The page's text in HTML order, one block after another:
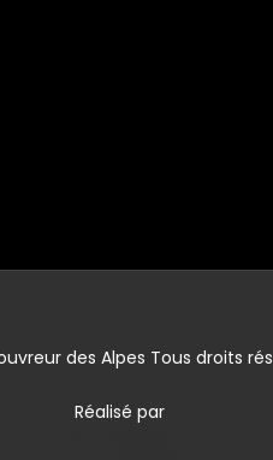
des Alpes Tous droits
Réalisé par